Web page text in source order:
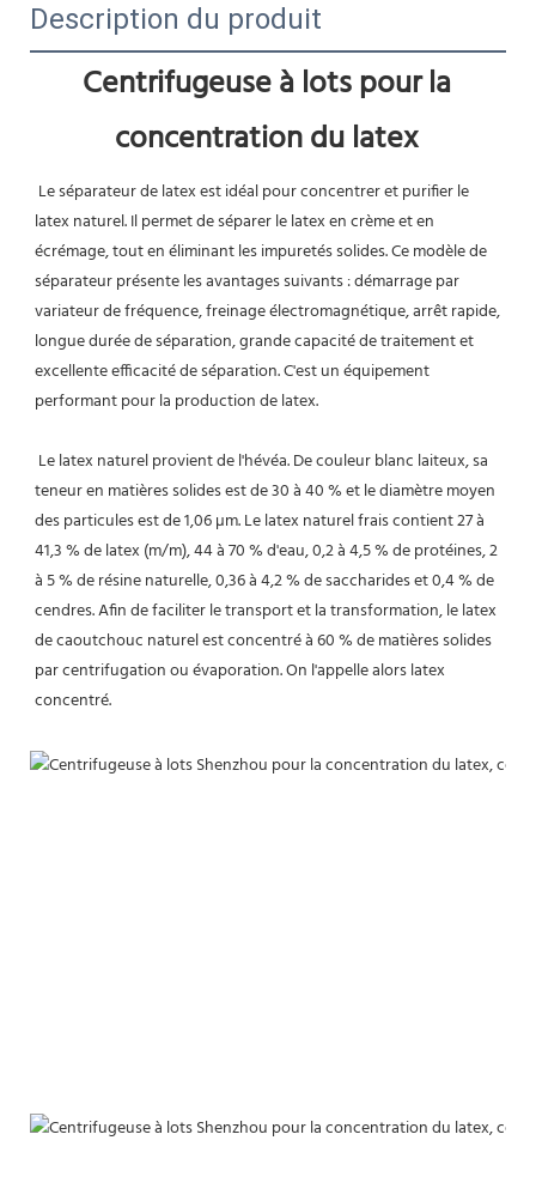
Description du produit
Centrifugeuse à lots pour la
concentration du latex
Le séparateur de latex est idéal pour concentrer et purifier le
latex naturel. Il permet de séparer le latex en crème et en
écrémage, tout en éliminant les impuretés solides. Ce modèle de
séparateur présente les avantages suivants : démarrage par
variateur de fréquence, freinage électromagnétique, arrêt rapide,
longue durée de séparation, grande capacité de traitement et
excellente efficacité de séparation. C'est un équipement
performant pour la production de latex.
Le latex naturel provient de l'hévéa. De couleur blanc laiteux, sa
teneur en matières solides est de 30 à 40 % et le diamètre moyen
des particules est de 1,06 µm. Le latex naturel frais contient 27 à
41,3 % de latex (m/m), 44 à 70 % d'eau, 0,2 à 4,5 % de protéines, 2
à 5 % de résine naturelle, 0,36 à 4,2 % de saccharides et 0,4 % de
cendres. Afin de faciliter le transport et la transformation, le latex
de caoutchouc naturel est concentré à 60 % de matières solides
par centrifugation ou évaporation. On l'appelle alors latex
concentré.